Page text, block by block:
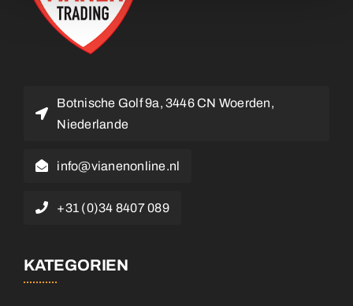
Botnische Golf 9a, 3446 CN Woerden,
Niederlande
info@vianenonline.nl
+31 (0)34 8407 089
KATEGORIEN